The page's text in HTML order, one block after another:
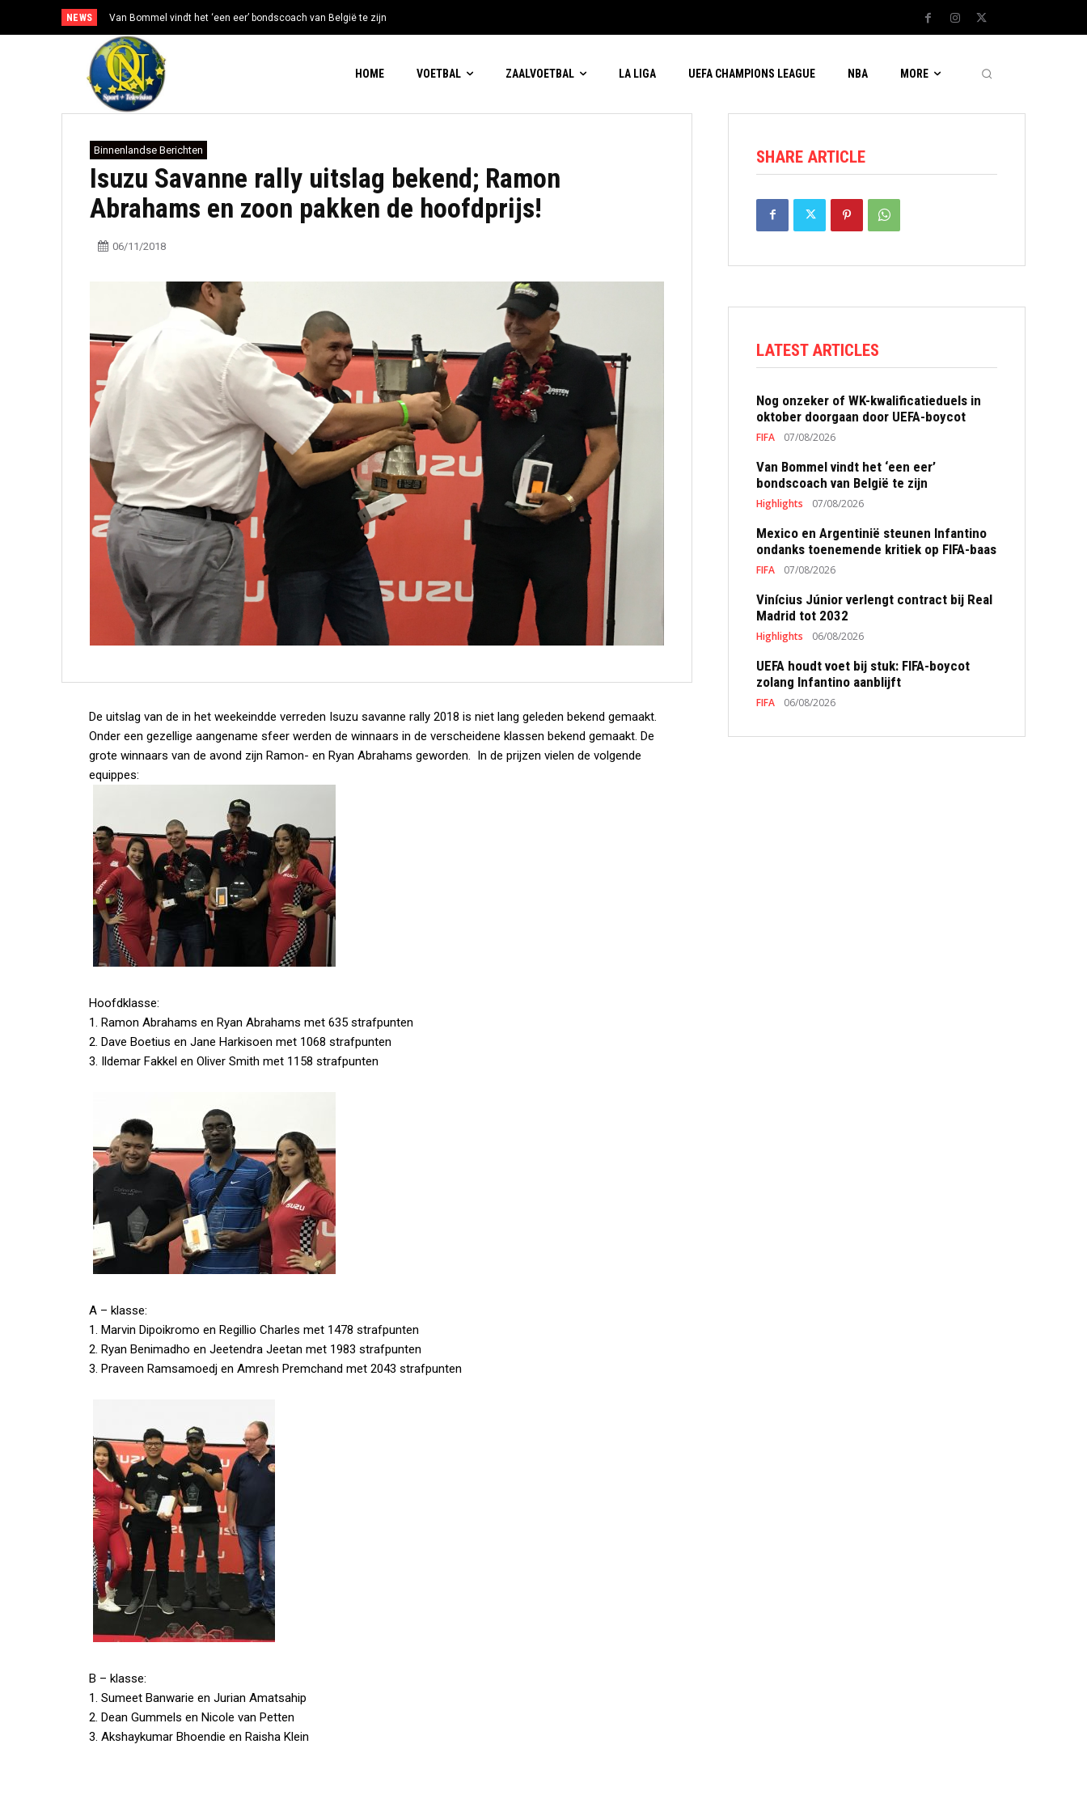
NEWS Van Bommel vindt het ‘een eer’ bondscoach van België te zijn
HOME VOETBAL ZAALVOETBAL LA LIGA UEFA CHAMPIONS LEAGUE NBA MORE
Binnenlandse Berichten
Isuzu Savanne rally uitslag bekend; Ramon
Abrahams en zoon pakken de hoofdprijs!
06/11/2018
De uitslag van de in het weekeindde verreden Isuzu savanne rally 2018 is niet lang geleden bekend gemaakt.
Onder een gezellige aangename sfeer werden de winnaars in de verscheidene klassen bekend gemaakt. De
grote winnaars van de avond zijn Ramon- en Ryan Abrahams geworden. In de prijzen vielen de volgende
equippes:
Hoofdklasse:
1. Ramon Abrahams en Ryan Abrahams met 635 strafpunten
2. Dave Boetius en Jane Harkisoen met 1068 strafpunten
3. Ildemar Fakkel en Oliver Smith met 1158 strafpunten
A – klasse:
1. Marvin Dipoikromo en Regillio Charles met 1478 strafpunten
2. Ryan Benimadho en Jeetendra Jeetan met 1983 strafpunten
3. Praveen Ramsamoedj en Amresh Premchand met 2043 strafpunten
B – klasse:
1. Sumeet Banwarie en Jurian Amatsahip
2. Dean Gummels en Nicole van Petten
3. Akshaykumar Bhoendie en Raisha Klein
SHARE ARTICLE
LATEST ARTICLES
Nog onzeker of WK-kwalificatieduels in
oktober doorgaan door UEFA-boycot
FIFA 07/08/2026
Van Bommel vindt het ‘een eer’
bondscoach van België te zijn
Highlights 07/08/2026
Mexico en Argentinië steunen Infantino
ondanks toenemende kritiek op FIFA-baas
FIFA 07/08/2026
Vinícius Júnior verlengt contract bij Real
Madrid tot 2032
Highlights 06/08/2026
UEFA houdt voet bij stuk: FIFA-boycot
zolang Infantino aanblijft
FIFA 06/08/2026